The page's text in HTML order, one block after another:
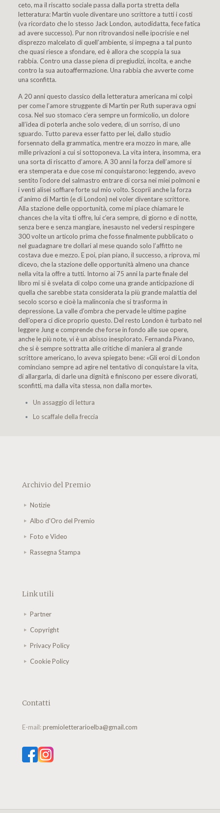
ceto, ma il riscatto sociale passa dalla porta stretta della
letteratura: Martin vuole diventare uno scrittore a tutti i costi
(va ricordato che lo stesso Jack London, autodidatta, fece fatica
ad avere successo). Pur non ritrovandosi nelle ipocrisie e nel
disprezzo malcelato di quell’ambiente, si impegna a tal punto
che quasi riesce a sfondare, ed è allora che scoppia la sua
rabbia. Contro una classe piena di pregiudizi, incolta, e anche
contro la sua autoaffermazione. Una rabbia che avverte come
una sconfitta.
A 20 anni questo classico della letteratura americana mi colpì
per come l’amore struggente di Martin per Ruth superava ogni
cosa. Nel suo stomaco c’era sempre un formicolio, un dolore
all’idea di poterla anche solo vedere, di un sorriso, di uno
sguardo. Tutto pareva esser fatto per lei, dallo studio
forsennato della grammatica, mentre era mozzo in mare, alle
mille privazioni a cui si sottoponeva. La vita intera, insomma, era
una sorta di riscatto d’amore. A 30 anni la forza dell’amore si
era stemperata e due cose mi conquistarono: leggendo, avevo
sentito l’odore del salmastro entrare di corsa nei miei polmoni e
i venti alisei soffiare forte sul mio volto. Scoprii anche la forza
d’animo di Martin (e di London) nel voler diventare scrittore.
Alla stazione delle opportunità, come mi piace chiamare le
chances che la vita ti offre, lui c’era sempre, di giorno e di notte,
senza bere e senza mangiare, inesausto nel vedersi respingere
300 volte un articolo prima che fosse finalmente pubblicato o
nel guadagnare tre dollari al mese quando solo l’affitto ne
costava due e mezzo. E poi, pian piano, il successo, a riprova, mi
dicevo, che la stazione delle opportunità almeno una chance
nella vita la offre a tutti. Intorno ai 75 anni la parte finale del
libro mi si è svelata di colpo come una grande anticipazione di
quella che sarebbe stata considerata la più grande malattia del
secolo scorso e cioè la malinconia che si trasforma in
depressione. La valle d’ombra che pervade le ultime pagine
dell’opera ci dice proprio questo. Del resto London è turbato nel
leggere Jung e comprende che forse in fondo alle sue opere,
anche le più note, vi è un abisso inesplorato. Fernanda Pivano,
che si è sempre sottratta alle critiche di maniera al grande
scrittore americano, lo aveva spiegato bene: «Gli eroi di London
cominciano sempre ad agire nel tentativo di conquistare la vita,
di allargarla, di darle una dignità e finiscono per essere divorati,
sconfitti, ma dalla vita stessa, non dalla morte».
Un assaggio di lettura
Lo scaffale della freccia
Archivio del Premio
Notizie
Albo d'Oro del Premio
Foto e Video
Rassegna Stampa
Link utili
Partner
Copyright
Privacy Policy
Cookie Policy
Contatti
E-mail:premioletterarioelba@gmail.com